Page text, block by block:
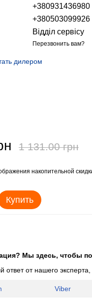
+380931436980
+380503099926
Відділ сервісу
Перезвонить вам?
дилером
1 131.00 грн
накопительной
Купить
Мы здесь, чтобы
ответ от нашего
Viber